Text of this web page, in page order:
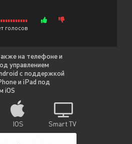
голосов
на телефоне и
управлением
с поддержкой
и iPad под
iOS
IOS Smart TV